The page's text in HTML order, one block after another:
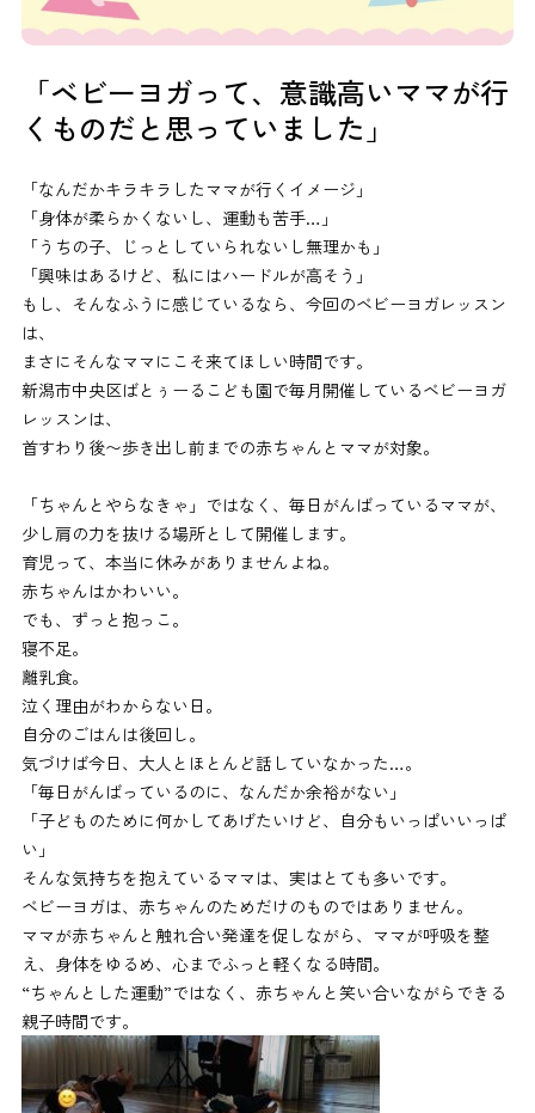
「ベビーヨガって、意識高いママが行
くものだと思っていました」
「なんだかキラキラしたママが行くイメージ」
「身体が柔らかくないし、運動も苦手…」
「うちの子、じっとしていられないし無理かも」
「興味はあるけど、私にはハードルが高そう」
もし、そんなふうに感じているなら、今回のベビーヨガレッスン
は、
まさにそんなママにこそ来てほしい時間です。
新潟市中央区ばとぅーるこども園で毎月開催しているベビーヨガ
レッスンは、
首すわり後〜歩き出し前までの赤ちゃんとママが対象。
「ちゃんとやらなきゃ」ではなく、毎日がんばっているママが、
少し肩の力を抜ける場所として開催します。
育児って、本当に休みがありませんよね。
赤ちゃんはかわいい。
でも、ずっと抱っこ。
寝不足。
離乳食。
泣く理由がわからない日。
自分のごはんは後回し。
気づけば今日、大人とほとんど話していなかった…。
「毎日がんばっているのに、なんだか余裕がない」
「子どものために何かしてあげたいけど、自分もいっぱいいっぱ
い」
そんな気持ちを抱えているママは、実はとても多いです。
ベビーヨガは、赤ちゃんのためだけのものではありません。
ママが赤ちゃんと触れ合い発達を促しながら、ママが呼吸を整
え、身体をゆるめ、心までふっと軽くなる時間。
“ちゃんとした運動”ではなく、赤ちゃんと笑い合いながらできる
親子時間です。